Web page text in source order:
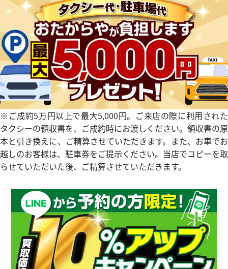
格
点の参考買取価格です
参考買取価格
2,843,000円
※2026年2月9日時点の参考買
イトジャスト 126331G 10P
インデックス
27日時点の参考買取価格で
ロレックス デイトジャスト
チョコレート文字盤
参考買取価格
3,670,000 円
※2026年7月時点の参考買取価
※ご成約5万円以上で最大5,000円。ご来店の際に利用された
タクシーの領収書を、ご成約時にお渡しください。領収書の原
本と引き換えに、ご精算させていただきます。また、お車でお
越しのお客様は、駐車券をご提示ください。当店でコピーを取
らせていただいた後、ご精算させていただきます。